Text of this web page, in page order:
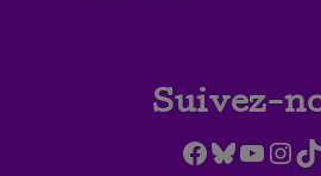
Suivez-
Facebook
Bluesky